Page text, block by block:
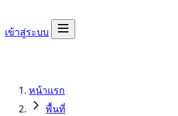
เข้าสู่ระบบ
หน้าแรก
พื้นที่